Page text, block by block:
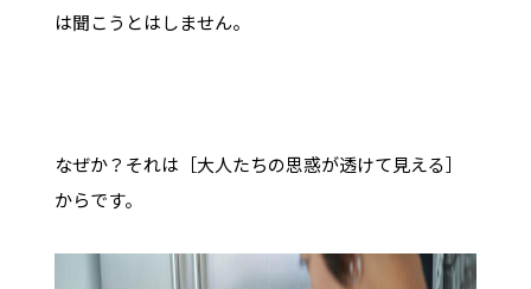
は聞こうとはしません。
なぜか？それは［大人たちの思惑が透けて見える］
からです。